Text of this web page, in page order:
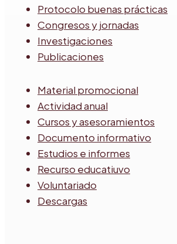
Protocolo buenas prácticas
Congresos y jornadas
Investigaciones
Publicaciones
Material promocional
Actividad anual
Cursos y asesoramientos
Documento informativo
Estudios e informes
Recurso educatiuvo
Voluntariado
Descargas